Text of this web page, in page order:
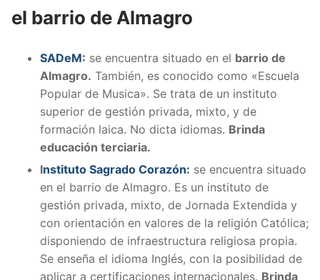
el barrio de Almagro
SADeM: se encuentra situado en el barrio de
Almagro. También, es conocido como «Escuela
Popular de Musica». Se trata de un instituto
superior de gestión privada, mixto, y de
formación laica. No dicta idiomas. Brinda
educación terciaria.
Instituto Sagrado Corazón: se encuentra situado
en el barrio de Almagro. Es un instituto de
gestión privada, mixto, de Jornada Extendida y
con orientación en valores de la religión Católica;
disponiendo de infraestructura religiosa propia.
Se enseña el idioma Inglés, con la posibilidad de
aplicar a certificaciones internacionales. Brinda